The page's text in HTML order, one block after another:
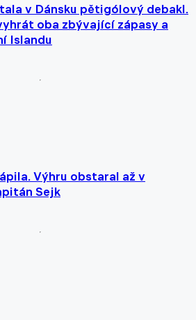
v Dánsku pětigólový debakl.
oba zbývající zápasy a
Islandu
Výhru obstaral až v
Sejk